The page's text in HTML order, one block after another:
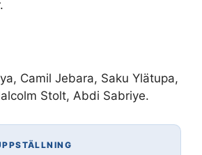
Camil Jebara, Saku Ylätupa,
Stolt, Abdi Sabriye.